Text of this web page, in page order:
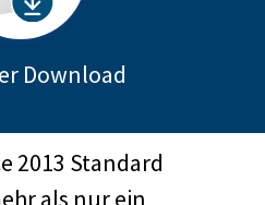
Download
2013 Standard